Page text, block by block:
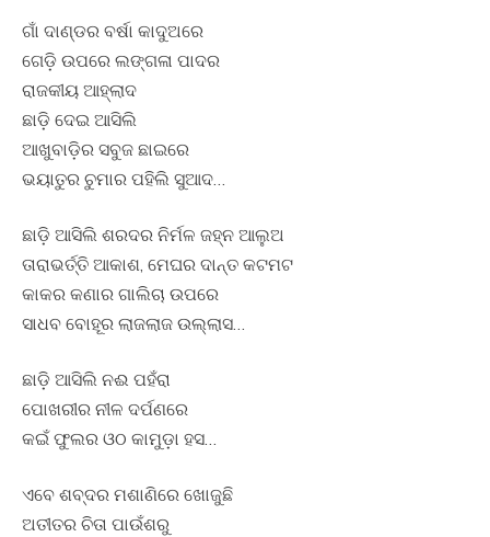
ଗାଁ ଦାଣ୍ଡର ବର୍ଷା କାଦୁଅରେ
ଗେଡ଼ି ଉପରେ ଲଙ୍ଗଳା ପାଦର
ରାଜକୀୟ ଆହ୍ଲାଦ
ଛାଡ଼ି ଦେଇ ଆସିଲି
ଆଖୁବାଡ଼ିର ସବୁଜ ଛାଇରେ
ଭୟାତୁର ଚୁମାର ପହିଲି ସୁଆଦ…
ଛାଡ଼ି ଆସିଲି ଶରଦର ନିର୍ମଳ ଜହ୍ନ ଆଲୁଅ
ତାରାଭର୍ତ୍ତି ଆକାଶ, ମେଘର ଦାନ୍ତ କଟମଟ
କାକର କଣାର ଗାଲିଚା ଉପରେ
ସାଧବ ବୋହୂର ଲାଜଲାଜ ଉଲ୍ଲାସ…
ଛାଡ଼ି ଆସିଲି ନଈ ପହଁରା
ପୋଖରୀର ନୀଳ ଦର୍ପଣରେ
କଇଁ ଫୁଲର ଓଠ କାମୁଡ଼ା ହସ…
ଏବେ ଶବ୍ଦର ମଶାଣିରେ ଖୋଜୁଛି
ଅତୀତର ଚିତା ପାଉଁଶରୁ